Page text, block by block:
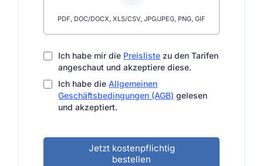
PDF, DOC/DOCX, XLS/CSV, JPG/JPEG, PNG, GIF
Ich habe mir die Preisliste zu den Tarifen
angeschaut und akzeptiere diese.
Ich habe dieAllgemeinen
Geschäftsbedingungen (AGB) gelesen
und akzeptiert.
Jetzt kostenpflichtig
bestellen